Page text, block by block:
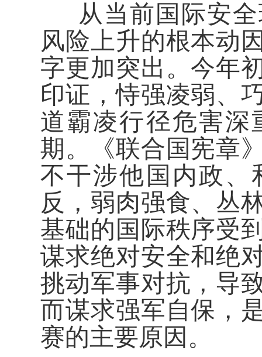
从当前国际安
风险上升的根本动
字更加突出。今年
印证，恃强凌弱、
道霸凌行径危害深
期。《联合国宪章
不干涉他国内政、
反，弱肉强食、丛
基础的国际秩序受
谋求绝对安全和绝
挑动军事对抗，导
而谋求强军自保，
赛的主要原因。